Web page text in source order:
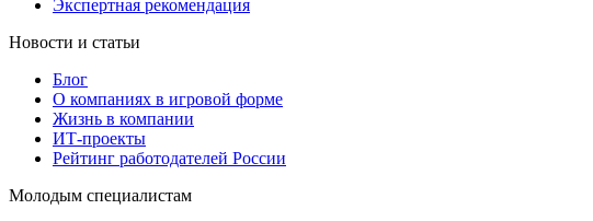
Экспертная рекомендация
Новости и статьи
Блог
О компаниях в игровой форме
Жизнь в компании
ИТ-проекты
Рейтинг работодателей России
Молодым специалистам